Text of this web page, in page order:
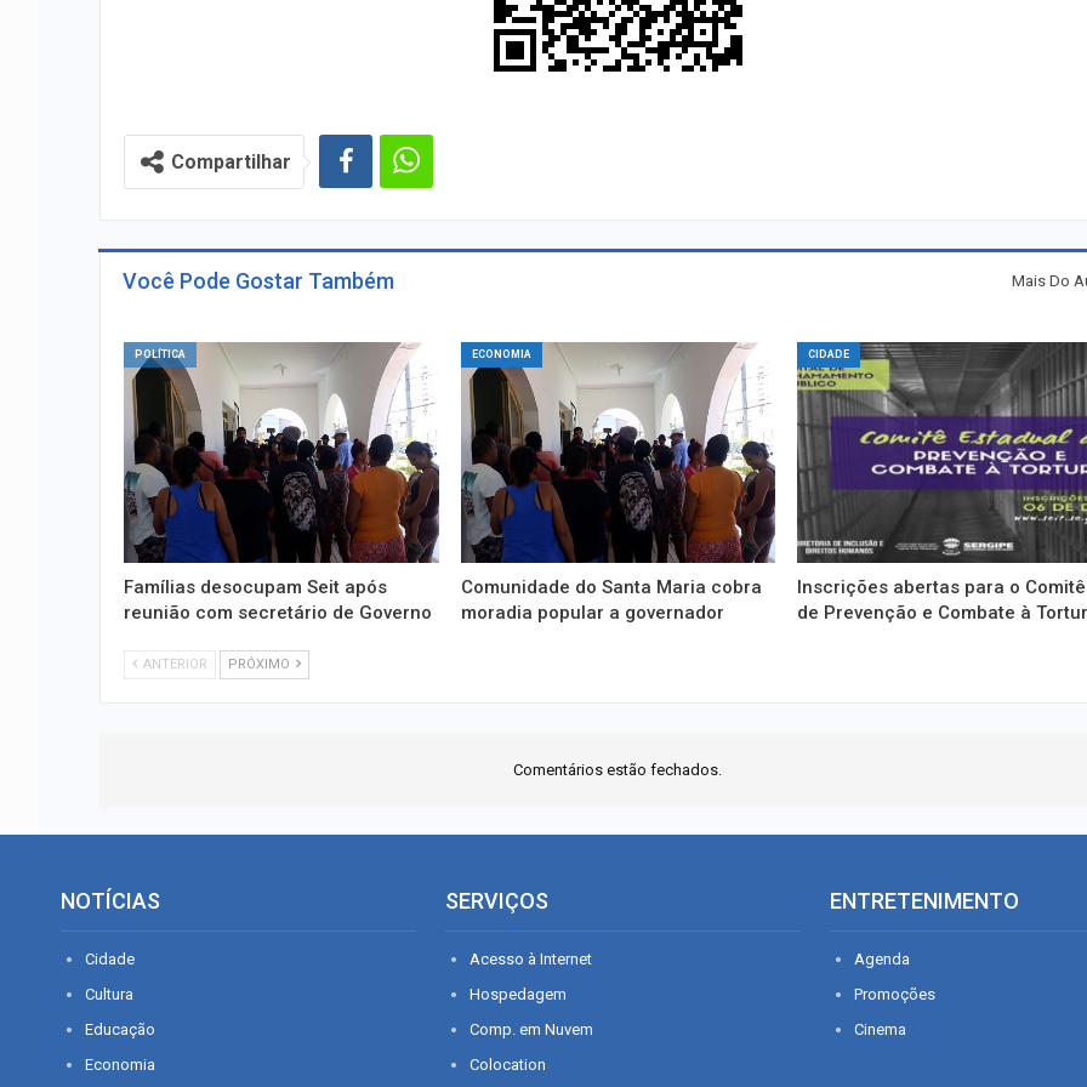
Compartilhar
Você Pode Gostar Também Mais Do
POLÍTICA
Famílias desocupam Seit após
reunião com secretário de Governo
ECONOMIA
Comunidade do Santa Maria cobra
moradia popular a governador
CIDADE
Inscrições abertas para o Comitê
de Prevenção e Combate à
ANTERIOR PRÓXIMO
Comentários estão fechados.
NOTÍCIAS
Cidade
Cultura
Educação
Economia
SERVIÇOS
Acesso à Internet
Hospedagem
Comp. em Nuvem
Colocation
ENTRETENIMENTO
Agenda
Promoções
Cinema